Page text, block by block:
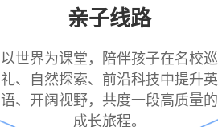
亲子线路
以世界为课堂，陪伴孩子在名校巡
礼、自然探索、前沿科技中提升英
语、开阔视野，共度一段高质量的
成长旅程。